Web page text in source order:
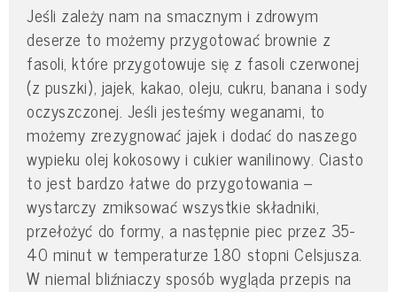
Jeśli zależy nam na smacznym i zdrowym
deserze to możemy przygotować brownie z
fasoli, które przygotowuje się z fasoli czerwonej
(z puszki), jajek, kakao, oleju, cukru, banana i sody
oczyszczonej. Jeśli jesteśmy weganami, to
możemy zrezygnować jajek i dodać do naszego
wypieku olej kokosowy i cukier wanilinowy. Ciasto
to jest bardzo łatwe do przygotowania –
wystarczy zmiksować wszystkie składniki,
przełożyć do formy, a następnie piec przez 35-
40 minut w temperaturze 180 stopni Celsjusza.
W niemal bliźniaczy sposób wygląda przepis na